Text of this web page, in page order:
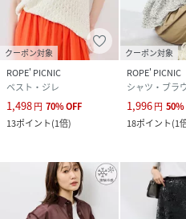
れます。
素材は柔らかく、通気性も良
頂けます。
・身長163cm 骨格ウェーブ
二の腕が隠れるフレアブラウス
着丈もやや長めなのでウエス
首周りは開きすぎずスッキリし
・身長165cm 骨格ストレー
ほどよくゆとりのあるサイズ感
ラッフルスリーブはボリュー
クーポン対象
ROPE' PICNIC
ベスト・ジレ
1,498円 70%OFF
13ポイント(1倍)
クーポン対象
ROPE' PICNIC
シャツ・ブラ
1,996円 50%
18ポイント(1